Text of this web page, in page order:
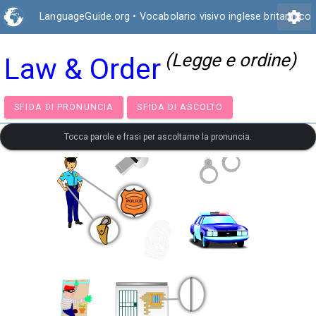
LanguageGuide.org • Vocabolario visivo inglese britannico
settings
Law & Order (Legge e ordine)
SFIDA DI PRONUNCIA SFIDA DI ASCOLTO
Tocca parole e frasi per ascoltarne la pronuncia.